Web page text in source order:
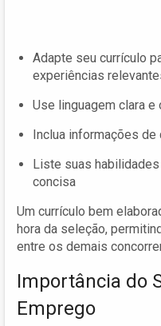
Adapte seu currículo
experiências
Use linguagem clara e
Inclua informações de
Liste suas
concisa
Um currículo bem
hora da seleção,
entre os demais
Importância do
Emprego